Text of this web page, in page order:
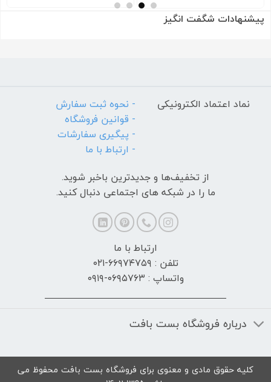
پیشنهادات شگفت انگیز
نماد اعتماد الکترونیکی
- نحوه ثبت سفارش
- قوانین فروشگاه
- پیگیری سفارشات
- ارتباط با ما
از تخفیف‌ها و جدیدترین‌ باخبر شوید.
ما را در شبکه های اجتماعی دنبال کنید.
ارتباط با ما
تلفن : ۶۶۹۷۴۷۵۹-۰۲۱
واتساپ : ۰۶۹۵۷۶۳-۰۹۱۹
درباره فروشگاه بست بافت
کلیه حقوق مادی و معنوی برای فروشگاه بست بافت محفوظ می